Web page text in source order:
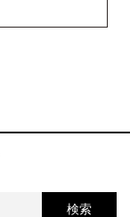
検索